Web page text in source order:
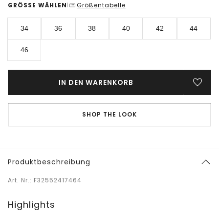
GRÖSSE WÄHLEN | Größentabelle
34 36 38 40 42 44
46
IN DEN WARENKORB
SHOP THE LOOK
Produktbeschreibung
Art. Nr.: F32552417464
Highlights